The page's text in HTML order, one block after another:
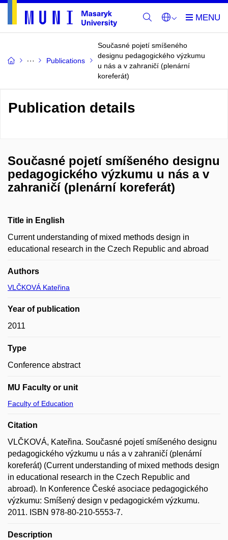
Publications
Současné pojetí smíšeného
designu pedagogického výzkumu
u nás a v zahraničí (plenární
koreferát)
Publication details
Současné pojetí smíšeného designu
pedagogického výzkumu u nás a v
zahraničí (plenární koreferát)
Title in English
Current understanding of mixed methods design in
educational research in the Czech Republic and abroad
Authors
VLČKOVÁ Kateřina
Year of publication
2011
Type
Conference abstract
MU Faculty or unit
Faculty of Education
Citation
VLČKOVÁ, Kateřina. Současné pojetí smíšeného designu
pedagogického výzkumu u nás a v zahraničí (plenární
koreferát) (Current understanding of mixed methods design
in educational research in the Czech Republic and
abroad). In Konference České asociace pedagogického
výzkumu: Smíšený design v pedagogickém výzkumu.
2011. ISBN 978-80-210-5553-7.
Description